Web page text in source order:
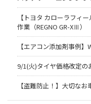
【トヨタ カローラフィ
作業（REGNO GR-XⅢ）
【エアコン添加剤事例
9/1(火)タイヤ価格改定の
【盗難防止！】大切な